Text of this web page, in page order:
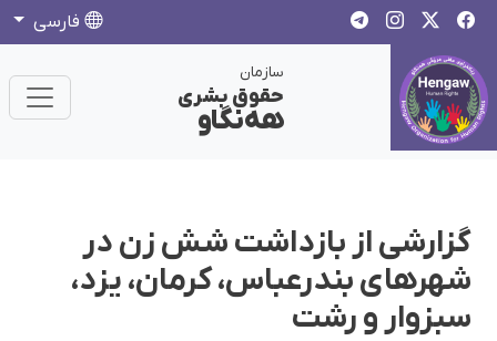
فارسی
سازمان
حقوق بشری
هەنگاو
گزارشی از بازداشت شش زن در
شهرهای بندرعباس، کرمان، یزد،
سبزوار و رشت